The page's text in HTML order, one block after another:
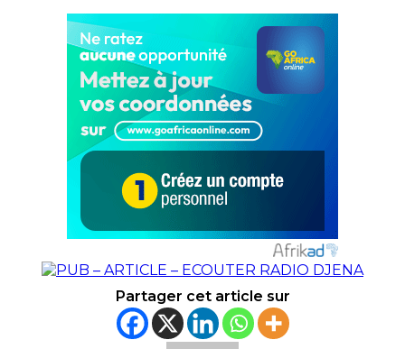
Partager cet article sur